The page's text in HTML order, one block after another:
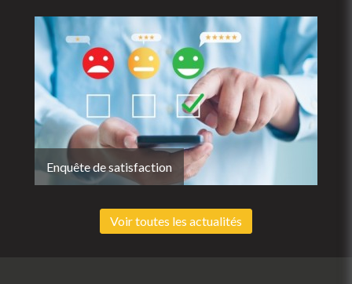
Enquête de satisfaction
Voir toutes les actualités